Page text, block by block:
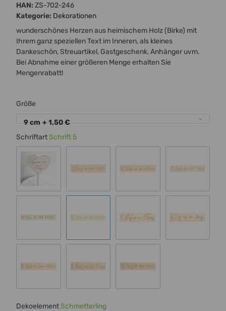
HAN: ZS-702-246
Kategorie: Dekorationen
wunderschönes Herzen aus heimischem Holz (Birke) mit
Ihrem ganz speziellen Text im Inneren, als kleines
Dankeschön, Streuartikel, Gastgeschenk, Anhänger uvm.
Bei Abnahme einer größeren Menge erhalten Sie
Mengenrabatt!
Größe
9 cm + 1,50 €
SchriftartSchrift 5
Standard 00 Schrift 1 Schrift 2 Schrift 3
Schrift 4 Schrift 5 Schrift 6
DekoelementSchmetterling